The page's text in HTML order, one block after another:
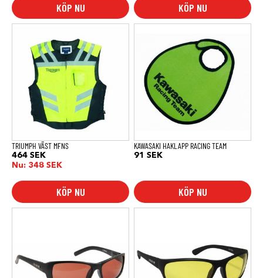
KÖP NU KÖP NU
TRIUMPH VÄST MFNS
464 SEK
Nu: 348 SEK
KÖP NU
produkten
varianter.
olika
alternativen
väljas
produktsidan
KAWASAKI HAKLAPP RACING TEAM
91 SEK
KÖP NU